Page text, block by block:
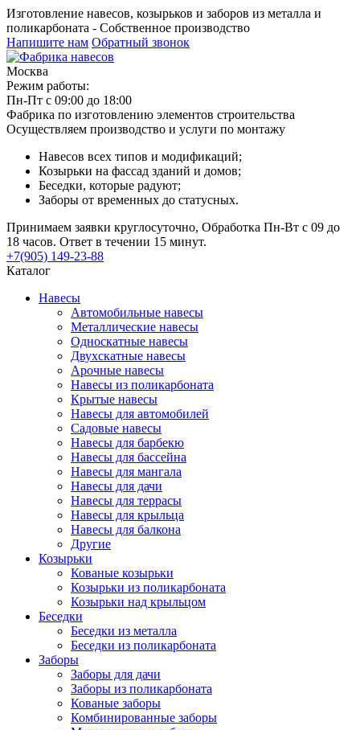
Изготовление навесов, козырьков и заборов из металла и
поликарбоната - Собственное производство
Напишите нам Обратный звонок
Москва
Режим работы:
Пн-Пт с 09:00 до 18:00
Фабрика по изготовлению элементов строительства
Осуществляем производство и услуги по монтажу
Навесов всех типов и модификаций;
Козырьки на фассад зданий и домов;
Беседки, которые радуют;
Заборы от временных до статусных.
Принимаем заявки круглосуточно, Обработка Пн-Вт с 09 до
18 часов. Ответ в течении 15 минут.
+7(905) 149-23-88
Каталог
Навесы
Автомобильные навесы
Металлические навесы
Односкатные навесы
Двухскатные навесы
Арочные навесы
Навесы из поликарбоната
Крытые навесы
Навесы для автомобилей
Садовые навесы
Навесы для барбекю
Навесы для бассейна
Навесы для мангала
Навесы для дачи
Навесы для террасы
Навесы для крыльца
Навесы для балкона
Другие
Козырьки
Кованые козырьки
Козырьки из поликарбоната
Козырьки над крыльцом
Беседки
Беседки из металла
Беседки из поликарбоната
Заборы
Заборы для дачи
Заборы из поликарбоната
Кованые заборы
Комбинированные заборы